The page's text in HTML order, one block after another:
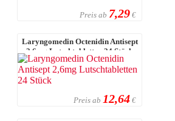
Preis ab 7,29 €
Laryngomedin Octenidin Antisept
2,6mg Lutschtabletten 24 Stück
Preis ab 12,64 €